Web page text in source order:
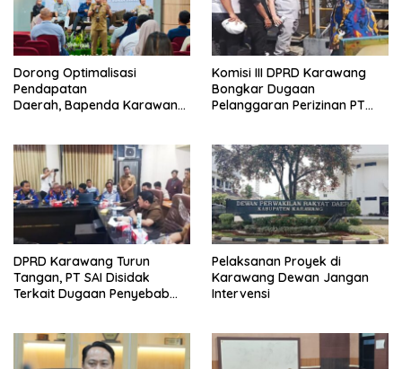
Dorong Optimalisasi
Pendapatan
Daerah, Bapenda Karawang
Dunia Usaha
Komisi III DPRD Karawang
Bongkar Dugaan
Pelanggaran Perizinan PT
DPRD Karawang Turun
Tangan, PT SAI Disidak
Terkait Dugaan Penyebab
Pelaksanan Proyek di
Karawang Dewan Jangan
Intervensi